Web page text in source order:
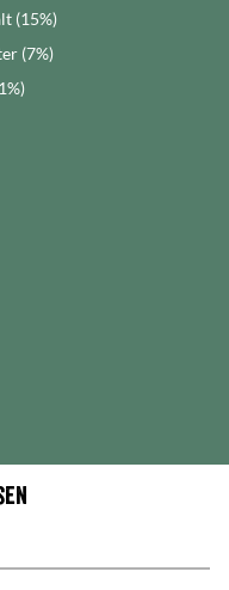
(15%)
(7%)